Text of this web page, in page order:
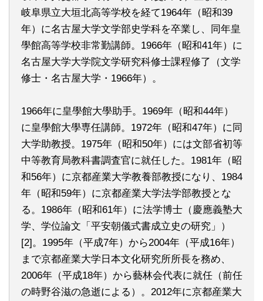
岐阜県立大垣北高等学校を経て1964年（昭和39
年）に名古屋大学文学部史学科を卒業し、同年皇
學館高等学校非常勤講師。1966年（昭和41年）に
名古屋大学大学院文学研究科修士課程修了（文学
修士・名古屋大学・1966年）。
1966年に皇學館大學助手。1969年（昭和44年）
に皇學館大學専任講師。1972年（昭和47年）に同
大学助教授。1975年（昭和50年）には文部省初等
中等教育局教科書調査官に就任した。1981年（昭
和56年）に京都産業大学教養部教授になり、1984
年（昭和59年）に京都産業大学法学部教授とな
る。1986年（昭和61年）に法学博士（慶應義塾大
学、学位論文「平安朝儀式書成立史の研究」）
[2]。1995年（平成7年）から2004年（平成16年）
まで京都産業大学日本文化研究所所長を務め、
2006年（平成18年）から藝林会代表に就任（前任
の時野谷滋の急逝による）。2012年に京都産業大